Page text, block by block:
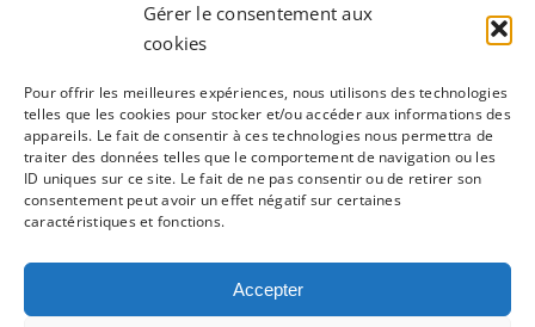
Gérer le consentement aux
cookies
Pour offrir les meilleures expériences, nous utilisons des technologies
telles que les cookies pour stocker et/ou accéder aux informations des
appareils. Le fait de consentir à ces technologies nous permettra de
traiter des données telles que le comportement de navigation ou les
ID uniques sur ce site. Le fait de ne pas consentir ou de retirer son
consentement peut avoir un effet négatif sur certaines
caractéristiques et fonctions.
Accepter
Toggle
Navigation
Toutes les activités
Alimentation
Restons en contact
Mentions légales